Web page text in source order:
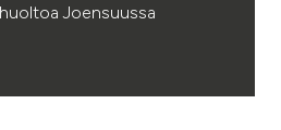
Joensuussa